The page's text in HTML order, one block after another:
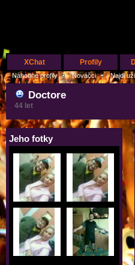
XChat Profily
Náhodné profily Nováčci Najdi
Doctore
44 let
Jeho fotky